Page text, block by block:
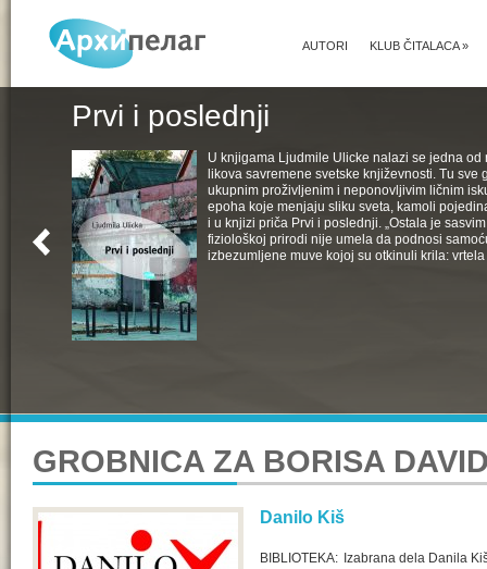
KLUB ČITALACA»
AUTORI
Prvi i poslednji
U knjigama Ljudmile Ulicke nalazi se jedna
likova savremene svetske književnosti. Tu sve
ukupnim proživljenim i neponovljivim ličnim
epoha koje menjaju sliku sveta, kamoli
i u knjizi priča Prvi i poslednji. „Ostala je
fiziološkoj prirodi nije umela da podnosi
izbezumljene muve kojoj su otkinuli krila:
GROBNICA ZA BORISA
Danilo Kiš
BIBLIOTEKA: Izabrana dela Danila